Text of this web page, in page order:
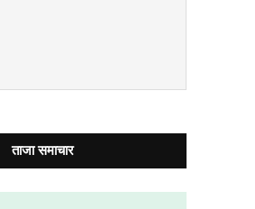
ताजा समाचार